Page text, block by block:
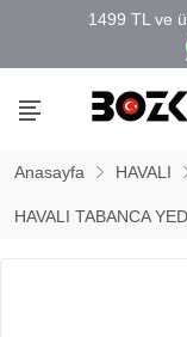
Anasayfa HAVALI
HAVALI TABANCA